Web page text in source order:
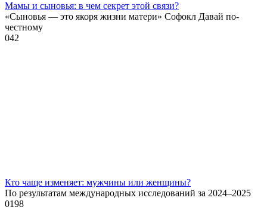
Мамы и сыновья: в чем секрет этой связи?
«Сыновья — это якоря жизни матери» Софокл Давай по-
честному
042
Кто чаще изменяет: мужчины или женщины?
По результатам международных исследований за 2024–2025
0198